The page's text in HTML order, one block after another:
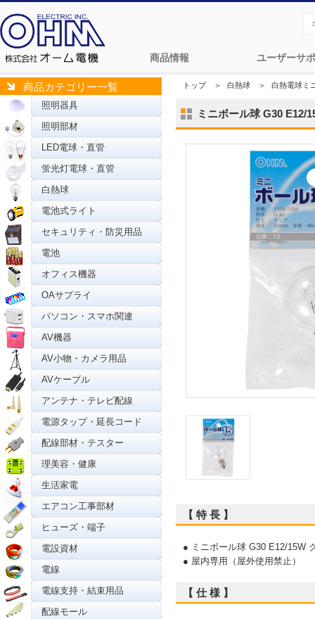
商品情報 ユーザーサ
商品カテゴリー一覧
照明器具
照明部材
LED電球・直管
蛍光灯電球・直管
白熱球
電池式ライト
セキュリティ・防災用品
電池
オフィス機器
OAサプライ
パソコン・スマホ関連
AV機器
AV小物・カメラ用品
AVケーブル
アンテナ・テレビ配線
電源タップ・延長コード
配線部材・テスター
理美容・健康
生活家電
エアコン工事部材
ヒューズ・端子
電設資材
電線
電線支持・結束用品
配線モール
トップ＞ 白熱球 ＞ 白熱電球ミ
ミニボール球 G30 E12/
【 特 長 】
● ミニボール球 G30 E12/15W
● 屋内専用（屋外使用禁止）
【 仕 様 】